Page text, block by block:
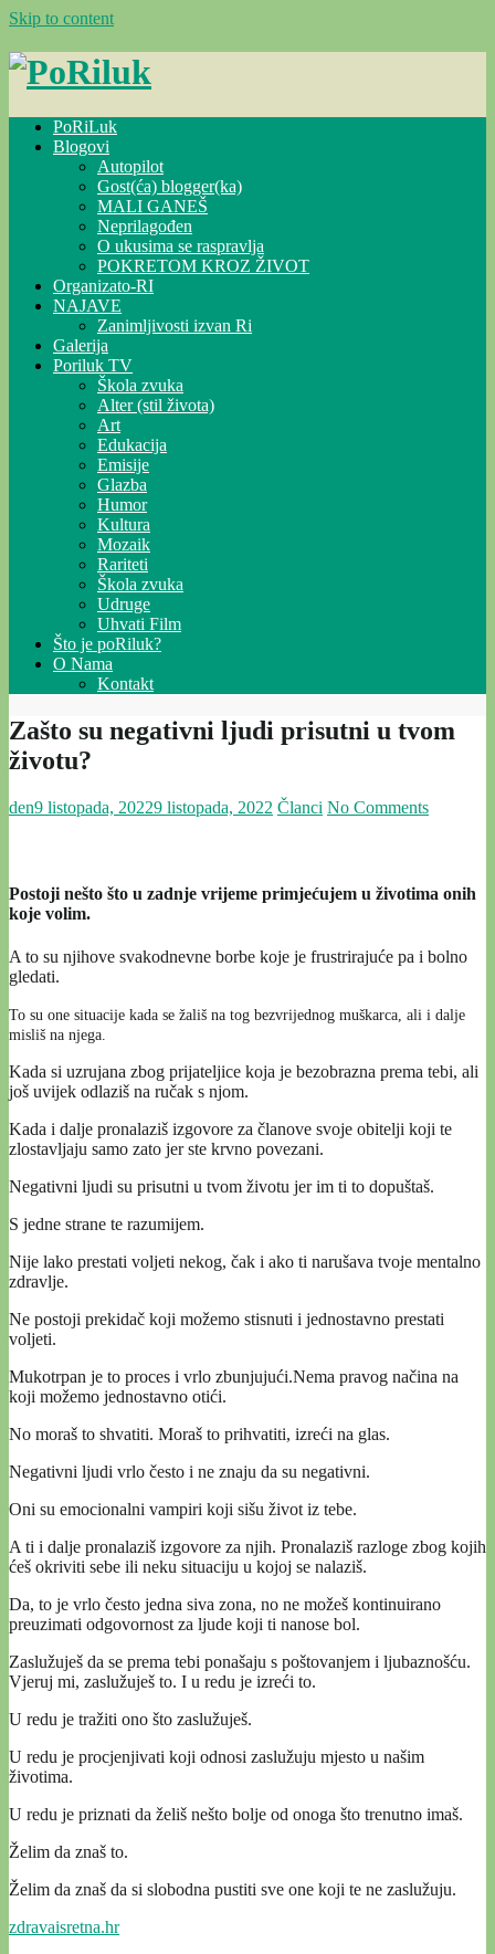
Skip to content
PoRiLuk
Blogovi
Autopilot
Gost(ća) blogger(ka)
MALI GANEŠ
Neprilagođen
O ukusima se raspravlja
POKRETOM KROZ ŽIVOT
Organizato-RI
NAJAVE
Zanimljivosti izvan Ri
Galerija
Poriluk TV
Škola zvuka
Alter (stil života)
Art
Edukacija
Emisije
Glazba
Humor
Kultura
Mozaik
Rariteti
Škola zvuka
Udruge
Uhvati Film
Što je poRiluk?
O Nama
Kontakt
Zašto su negativni ljudi prisutni u tvom
životu?
den9 listopada, 20229 listopada, 2022 Članci No Comments
Postoji nešto što u zadnje vrijeme primjećujem u životima onih
koje volim.
A to su njihove svakodnevne borbe koje je frustrirajuće pa i bolno
gledati.
To su one situacije kada se žališ na tog bezvrijednog muškarca, ali i dalje
misliš na njega.
Kada si uzrujana zbog prijateljice koja je bezobrazna prema tebi, ali
još uvijek odlaziš na ručak s njom.
Kada i dalje pronalaziš izgovore za članove svoje obitelji koji te
zlostavljaju samo zato jer ste krvno povezani.
Negativni ljudi su prisutni u tvom životu jer im ti to dopuštaš.
S jedne strane te razumijem.
Nije lako prestati voljeti nekog, čak i ako ti narušava tvoje mentalno
zdravlje.
Ne postoji prekidač koji možemo stisnuti i jednostavno prestati
voljeti.
Mukotrpan je to proces i vrlo zbunjujući.Nema pravog načina na
koji možemo jednostavno otići.
No moraš to shvatiti. Moraš to prihvatiti, izreći na glas.
Negativni ljudi vrlo često i ne znaju da su negativni.
Oni su emocionalni vampiri koji sišu život iz tebe.
A ti i dalje pronalaziš izgovore za njih. Pronalaziš razloge zbog kojih
ćeš okriviti sebe ili neku situaciju u kojoj se nalaziš.
Da, to je vrlo često jedna siva zona, no ne možeš kontinuirano
preuzimati odgovornost za ljude koji ti nanose bol.
Zaslužuješ da se prema tebi ponašaju s poštovanjem i ljubaznošću.
Vjeruj mi, zaslužuješ to. I u redu je izreći to.
U redu je tražiti ono što zaslužuješ.
U redu je procjenjivati koji odnosi zaslužuju mjesto u našim
životima.
U redu je priznati da želiš nešto bolje od onoga što trenutno imaš.
Želim da znaš to.
Želim da znaš da si slobodna pustiti sve one koji te ne zaslužuju.
zdravaisretna.hr